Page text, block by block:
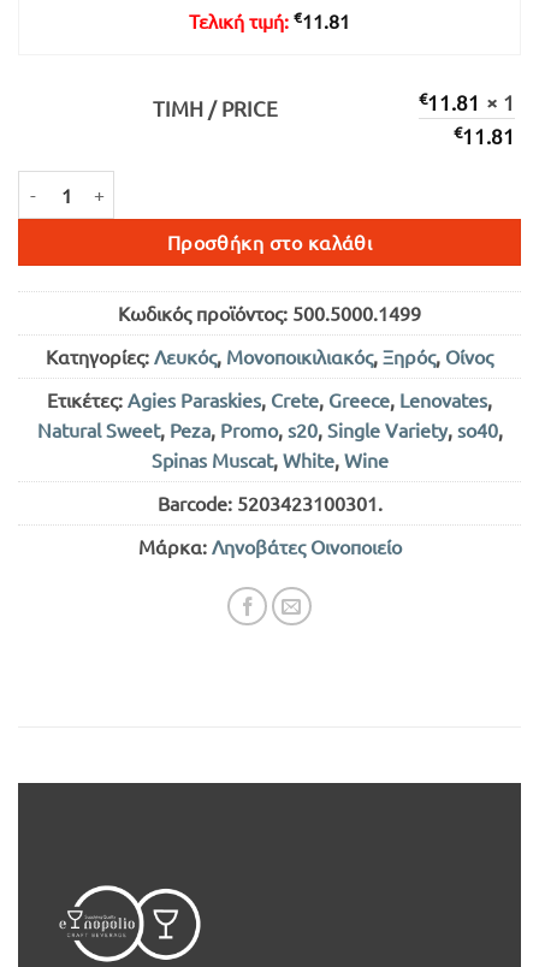
Τελική τιμή: €11.81
ΤΙΜΉ / PRICE €11.81 × 1
€11.81
Προσθήκη στο καλάθι
Κωδικός προϊόντος: 500.5000.1499
Κατηγορίες: Λευκός, Μονοποικιλιακός, Ξηρός, Οίνος
Ετικέτες: Agies Paraskies, Crete, Greece, Lenovates,
Natural Sweet, Peza, Promo, s20, Single Variety, so40,
Spinas Muscat, White, Wine
Barcode: 5203423100301.
Μάρκα: Ληνοβάτες Οινοποιείο